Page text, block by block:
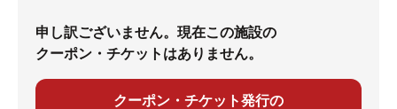
申し訳ございません。現在この施設の
クーポン・チケットはありません。
クーポン・チケット発行の